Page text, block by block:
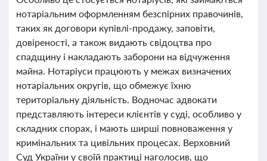
нотаріальним оформленням безспірних правочинів,
таких як договори купівлі-продажу, заповіти,
довіреності, а також видають свідоцтва про
спадщину і накладають заборони на відчуження
майна. Нотаріуси працюють у межах визначених
нотаріальних округів, що обмежує їхню
територіальну діяльність. Водночас адвокати
представляють інтереси клієнтів у суді, особливо у
складних спорах, і мають ширші повноваження у
кримінальних та цивільних процесах. Верховний
Суд України у своїй практиці наголосив, що